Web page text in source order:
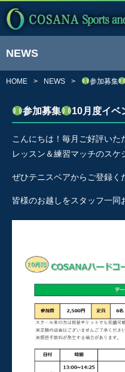
NEWS
HOME NEWS 参加募集
参加募集 10月度イベ
こんにちは！毎月ご好評いた
レッスン＆練習マッチのス
ぜひテニスベアからご登録く
皆様のお越しをスタッフ一同